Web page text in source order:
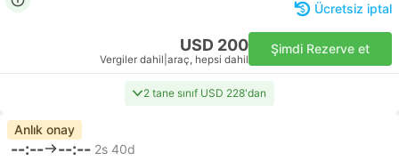
Ücretsiz iptal
USD 200
Vergiler dahil araç, hepsi dahil
Şimdi Rezerve et
2 tane sınıf USD 228'dan
Anlık onay
--:-- --:-- 2s 40d